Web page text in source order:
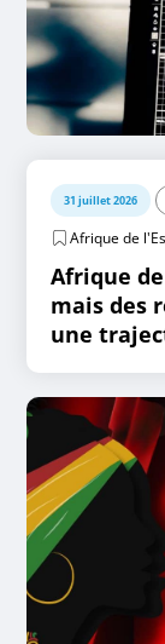
31 juillet 2026
Afrique de
Afrique
mais des
une